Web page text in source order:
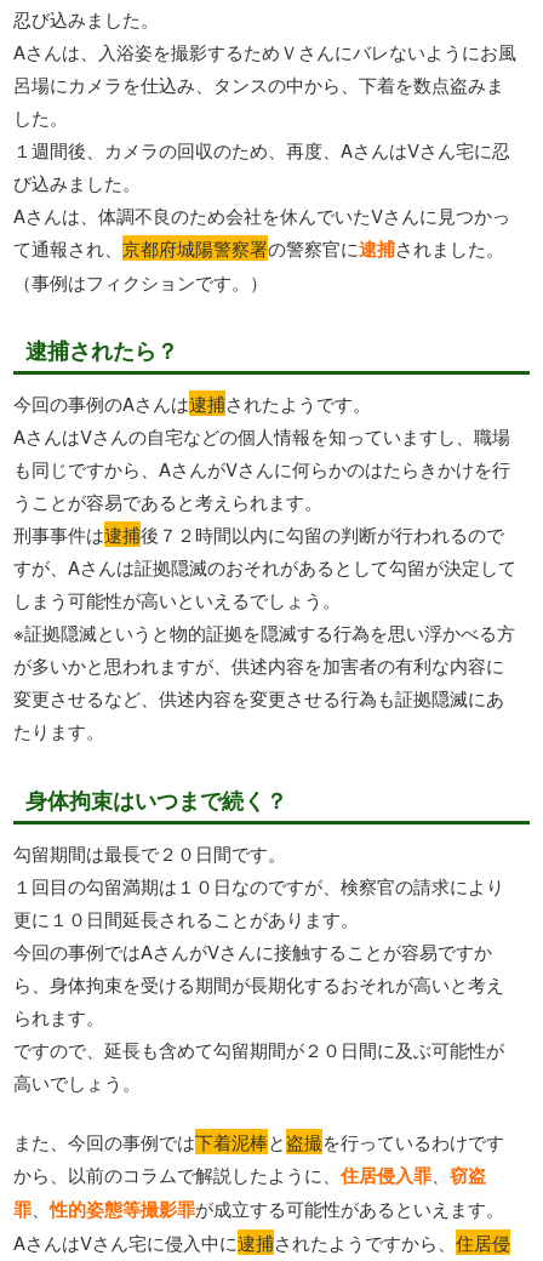
忍び込みました。
Aさんは、入浴姿を撮影するためＶさんにバレないようにお風
呂場にカメラを仕込み、タンスの中から、下着を数点盗みま
した。
１週間後、カメラの回収のため、再度、AさんはVさん宅に忍
び込みました。
Aさんは、体調不良のため会社を休んでいたVさんに見つかっ
て通報され、京都府城陽警察署の警察官に逮捕されました。
（事例はフィクションです。）
逮捕されたら？
今回の事例のAさんは逮捕されたようです。
AさんはVさんの自宅などの個人情報を知っていますし、職場
も同じですから、AさんがVさんに何らかのはたらきかけを行
うことが容易であると考えられます。
刑事事件は逮捕後７２時間以内に勾留の判断が行われるので
すが、Aさんは証拠隠滅のおそれがあるとして勾留が決定して
しまう可能性が高いといえるでしょう。
※証拠隠滅というと物的証拠を隠滅する行為を思い浮かべる方
が多いかと思われますが、供述内容を加害者の有利な内容に
変更させるなど、供述内容を変更させる行為も証拠隠滅にあ
たります。
身体拘束はいつまで続く？
勾留期間は最長で２０日間です。
１回目の勾留満期は１０日なのですが、検察官の請求により
更に１０日間延長されることがあります。
今回の事例ではAさんがVさんに接触することが容易ですか
ら、身体拘束を受ける期間が長期化するおそれが高いと考え
られます。
ですので、延長も含めて勾留期間が２０日間に及ぶ可能性が
高いでしょう。
また、今回の事例では下着泥棒と盗撮を行っているわけです
から、以前のコラムで解説したように、住居侵入罪 、窃盗
罪 、性的姿態等撮影罪が成立する可能性があるといえます。
AさんはVさん宅に侵入中に逮捕されたようですから、住居侵